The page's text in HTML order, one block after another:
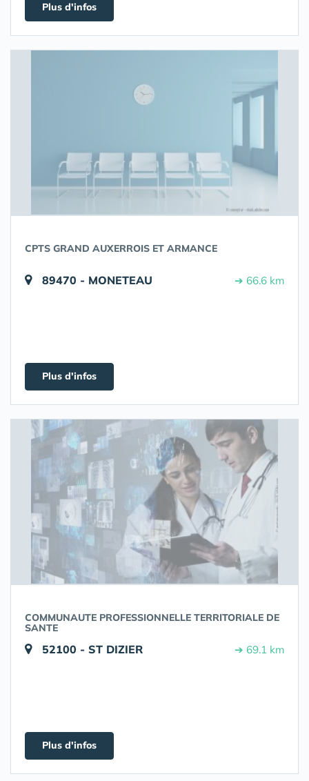
Plus d'infos
CPTS GRAND AUXERROIS ET ARMANCE
89470 - MONETEAU ➔ 66.6 km
Plus d'infos
COMMUNAUTE PROFESSIONNELLE TERRITORIALE DE
SANTE
52100 - ST DIZIER ➔ 69.1 km
Plus d'infos